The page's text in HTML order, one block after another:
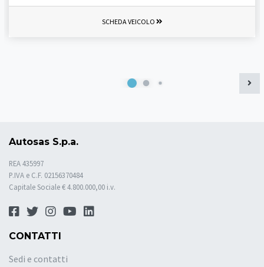
SCHEDA VEICOLO
Autosas S.p.a.
REA 435997
P.IVA e C.F. 02156370484
Capitale Sociale € 4.800.000,00 i.v.
CONTATTI
Sedi e contatti